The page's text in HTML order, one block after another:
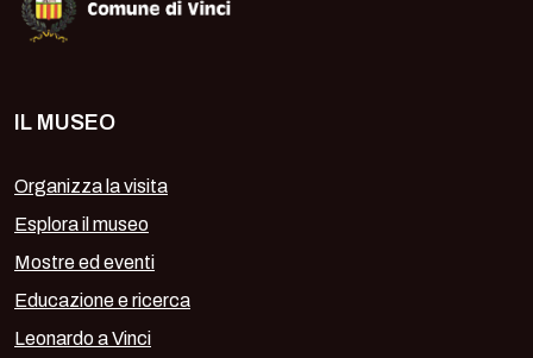
IL MUSEO
Organizza la visita
Esplora il museo
Mostre ed eventi
Educazione e ricerca
Leonardo a Vinci